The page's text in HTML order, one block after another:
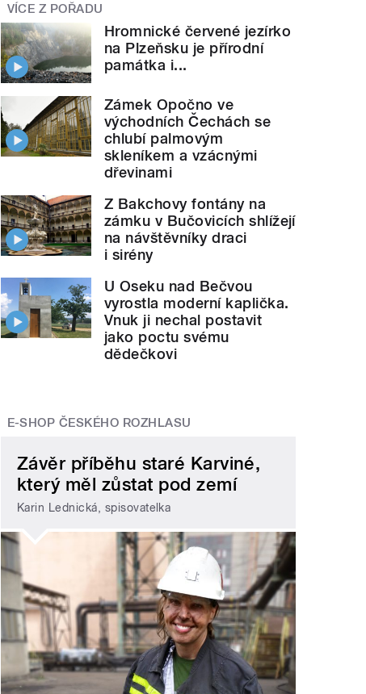
VÍCE Z POŘADU
Hromnické červené jezírko
na Plzeňsku je přírodní
památka i...
Zámek Opočno ve
východních Čechách se
chlubí palmovým
skleníkem a vzácnými
dřevinami
Z Bakchovy fontány na
zámku v Bučovicích shlížejí
na návštěvníky draci
i sirény
U Oseku nad Bečvou
vyrostla moderní kaplička.
Vnuk ji nechal postavit
jako poctu svému
dědečkovi
E-SHOP ČESKÉHO ROZHLASU
Závěr příběhu staré Karviné,
který měl zůstat pod zemí
Karin Lednická, spisovatelka